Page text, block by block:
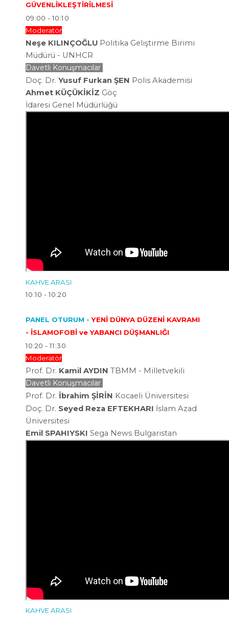
GÜVENLİKLEŞTİRİLMESİ
09:00 - 10:10
Moderatör
Neşe KILINÇOĞLU Politika Geliştirme Birimi
Müdürü - UNHCR
Davetli Konuşmacılar
Doç. Dr. Yusuf Furkan ŞEN Polis Akademisi
Ahmet KÜÇÜKİKİZ Göç
İdaresi Genel Müdürlüğü
KAHVE ARASI
10:10 - 10:20
PANEL OTURUM -YENİ DÜNYA DÜZENİ KAVRAMI
- İSLAMOFOBİ ve YABANCI DÜŞMANLIĞI
10:20 - 11:30
Moderatör
Prof. Dr. Kamil AYDIN TBMM - Milletvekili
Davetli Konuşmacılar
Prof. Dr. İbrahim ŞİRİN Kocaeli Üniversitesi
Doç. Dr. Seyed Reza EFTEKHARI İslam Azad
Üniversitesi
Emil SPAHIYSKI Sega News Bulgaristan
KAHVE ARASI